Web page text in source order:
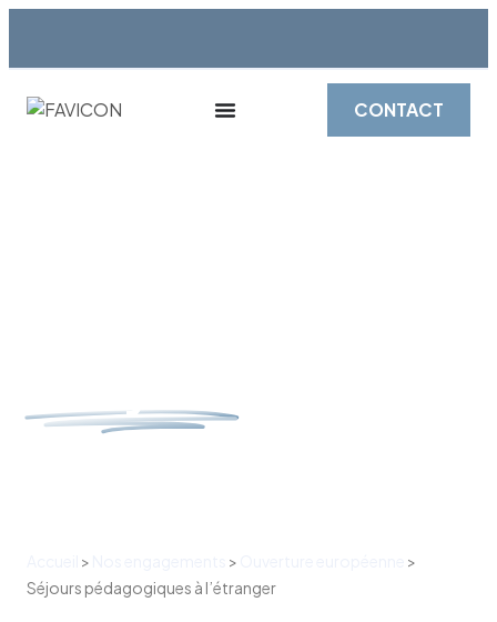
CONTACT
Berry
> >
>
Séjours pédagogiques à l’étranger